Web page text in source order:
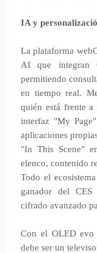
IA y
La plataforma
AI que integran
permitiendo
en tiempo real.
quién está frente a
interfaz "My
aplicaciones
"In This Scene"
elenco, contenido
Todo el
ganador del
cifrado avanzado
Con el OLED
debe ser un